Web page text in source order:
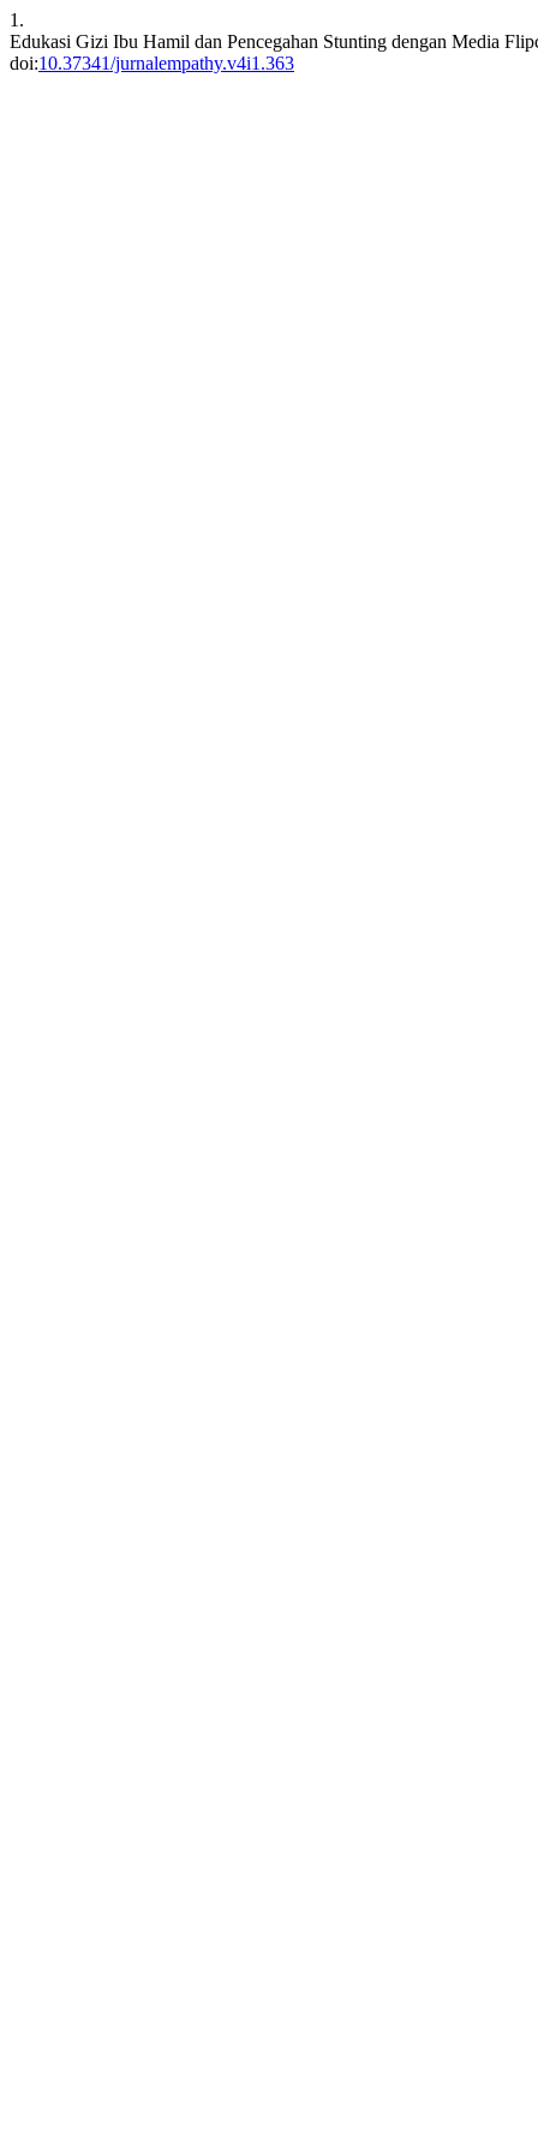
1.
Edukasi Gizi Ibu Hamil dan Pencegahan Stunting dengan Media
doi:10.37341/jurnalempathy.v4i1.363